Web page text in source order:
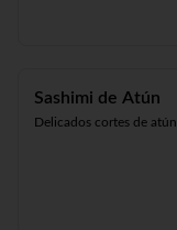
Sashimi de Atún
Delicados cortes de atún.